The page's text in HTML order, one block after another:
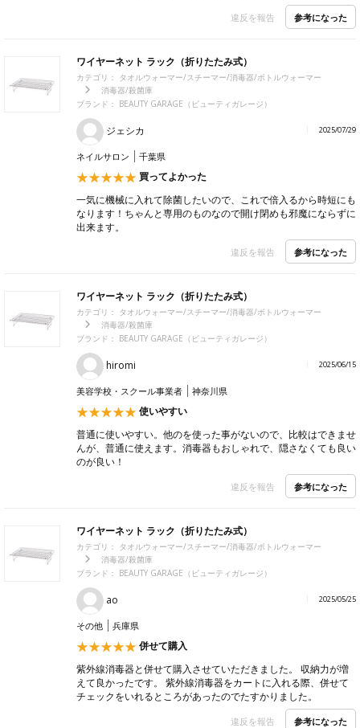
違反を報告 参考になった
ワイヤーネット ラック（折りたたみ式）
カテゴリ： タオルウォーマー/スチーマー/消毒器/ボトルウォーマー
消毒器/殺菌庫
ブランド： BEAUTY GARAGE（ビューティガレージ）
ジェシカ 2025/07/29
ネイルサロン 千葉県
買ってよかった
一気に機械に入れて除菌したいので、これで倍入るから時短にも
なります！ちゃんと専用のものなので開け閉めも邪魔にならずに
出来ます。
違反を報告 参考になった
ワイヤーネット ラック（折りたたみ式）
カテゴリ： タオルウォーマー/スチーマー/消毒器/ボトルウォーマー
消毒器/殺菌庫
ブランド： BEAUTY GARAGE（ビューティガレージ）
hiromi 2025/06/15
美容学校・スクール事業者 神奈川県
使いやすい
普通に使いやすい。他のを使った事がないので、比較はできませ
んが、普通に使えます。消毒器もおしゃれで、隠さなくても良い
のが良い！
違反を報告 参考になった
ワイヤーネット ラック（折りたたみ式）
カテゴリ： タオルウォーマー/スチーマー/消毒器/ボトルウォーマー
消毒器/殺菌庫
ブランド： BEAUTY GARAGE（ビューティガレージ）
ao 2025/05/25
その他 兵庫県
併せて購入
紫外線消毒器と併せて購入させていただきました。 収納力が増
えて良かったです。 紫外線消毒器をカートに入れる際、併せて
チェックをいれるところがあったのでたすかりました。
違反を報告 参考になった